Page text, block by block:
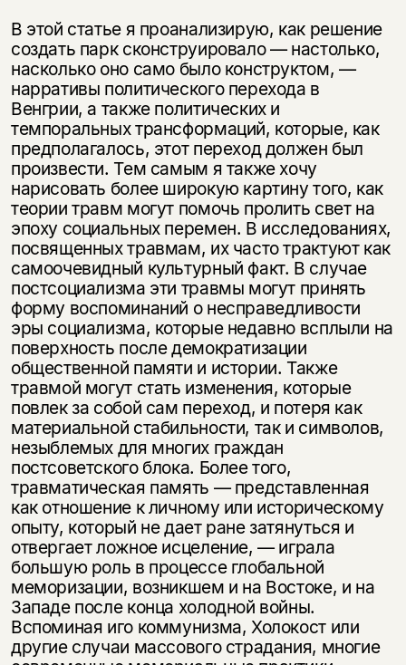
В этой статье я проанализирую, как решение
создать парк сконструиро­вало — настолько,
насколько оно само было конструктом, —
нарративы по­литического перехода в
Венгрии, а также политических и
темпоральных трансформаций, которые, как
предполагалось, этот переход должен был
про­извести. Тем самым я также хочу
нарисовать более широкую картину того, как
теории травм могут помочь пролить свет на
эпоху социальных перемен. В исследованиях,
посвященных травмам, их часто трактуют как
самоочевид­ный культурный факт. В случае
постсоциализма эти травмы могут принять
форму воспоминаний о несправедливости
эры социализма, которые недавно всплыли на
поверхность после демократизации
общественной памяти и ис­тории. Также
травмой могут стать изменения, которые
повлек за собой сам переход, и потеря как
материальной стабильности, так и символов,
незыбле­мых для многих граждан
постсоветского блока. Более того,
травматическая память — представленная
как отношение к личному или историческому
опыту, который не дает ране затянуться и
отвергает ложное исцеление, — играла
большую роль в процессе глобальной
меморизации, возникшем и на Востоке, и на
Западе после конца холодной войны.
Вспоминая иго комму­низма, Холокост или
другие случаи массового страдания, многие